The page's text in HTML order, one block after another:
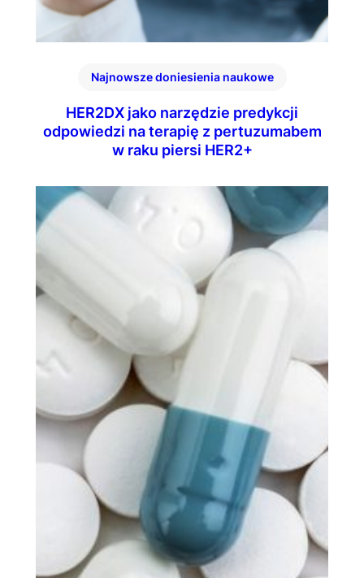
Najnowsze doniesienia naukowe
HER2DX jako narzędzie predykcji
odpowiedzi na terapię z pertuzumabem
w raku piersi HER2+